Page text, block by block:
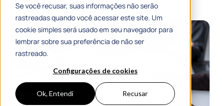
Se você recusar, suas informações não serão
rastreadas quando você acessar este site. Um
cookie simples será usado em seu navegador para
lembrar sobre sua preferência de não ser
rastreado.
Configurações de cookies
Ok, Entendi Recusar
8 Min De Leitura